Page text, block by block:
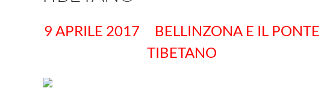
9 APRILE 2017 BELLINZONA E IL PONTE
TIBETANO